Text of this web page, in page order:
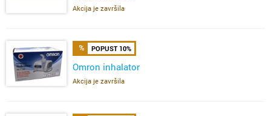
Akcija je završila
POPUST 10%
Omron inhalator
Akcija je završila